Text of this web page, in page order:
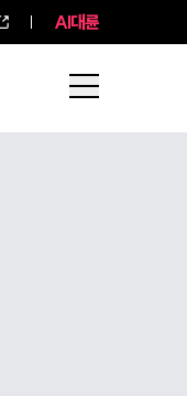
AI대륜